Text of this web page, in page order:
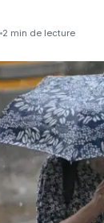
2 min de lecture